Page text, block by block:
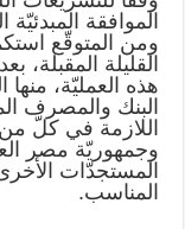
الموافقة
ومن المتوقّع
القليلة
هذه العمليّة،
البنك والمصرف
اللازمة في كلّ من
وجمهوريّة مصر
المستجدّات
المناسب.